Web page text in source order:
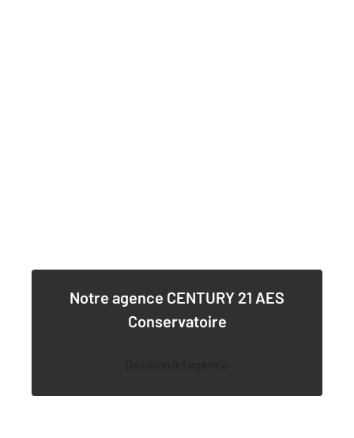
Notre agence CENTURY 21 AES
Conservatoire